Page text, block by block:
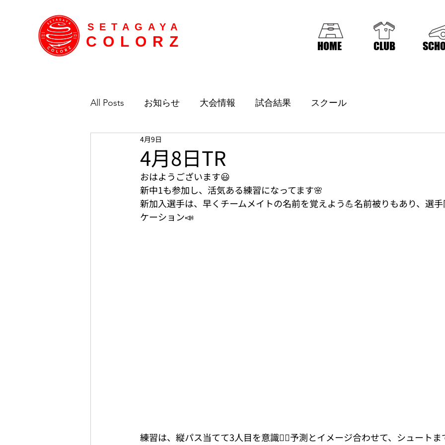
SETAGAYA
COLORZ HOME CLUB
All Posts お知らせ 大会情報 試合結果 スクール
4月8日TR
4月9日
おはようございます😃
新中1も参加し、活気ある練習になってます🌸
新加入選手は、早くチームメイトの名前を覚えよう💪名前被りもあり、選
ケーション📣
練習は、縦パス当てて3人目を意識🏃‍♀️予測とイメージ合わせて、シュートま